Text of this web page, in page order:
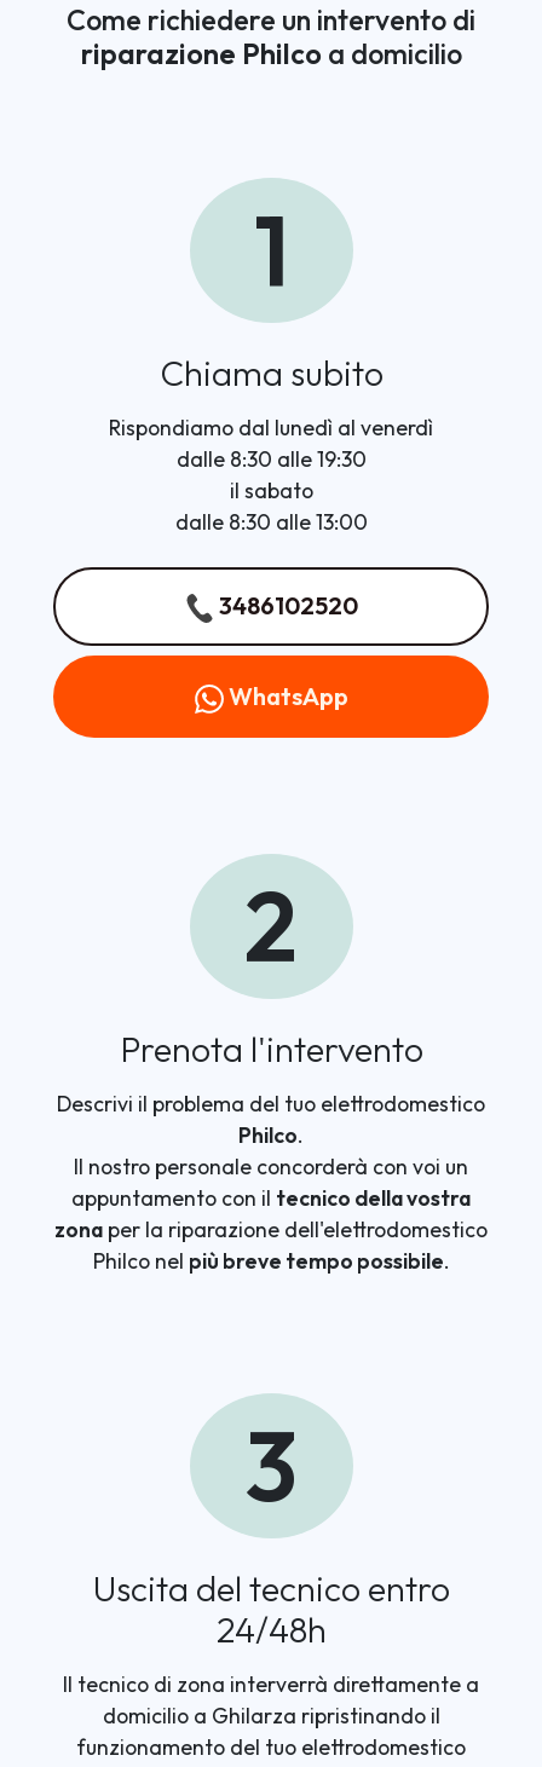
Come richiedere un intervento di
riparazione Philco a domicilio
1
Chiama subito
Rispondiamo dal lunedì al venerdì
dalle 8:30 alle 19:30
il sabato
dalle 8:30 alle 13:00
3486102520
WhatsApp
2
Prenota l'intervento
Descrivi il problema del tuo elettrodomestico
Philco.
Il nostro personale concorderà con voi un
appuntamento con il tecnico della vostra
zona per la riparazione dell'elettrodomestico
Philco nel più breve tempo possibile.
3
Uscita del tecnico entro
24/48h
Il tecnico di zona interverrà direttamente a
domicilio a Ghilarza ripristinando il
funzionamento del tuo elettrodomestico